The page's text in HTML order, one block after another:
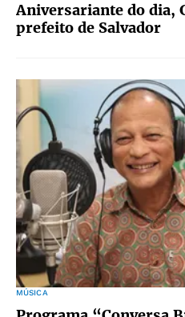
Aniversariante do dia,
prefeito de Salvador
MÚSICA